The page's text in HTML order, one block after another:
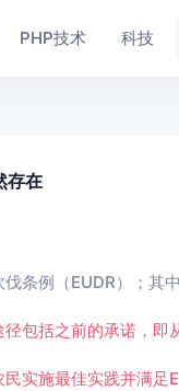
PHP技术 科技
存在
条例（EUDR）；
包括之前的承诺，
实施最佳实践并满足